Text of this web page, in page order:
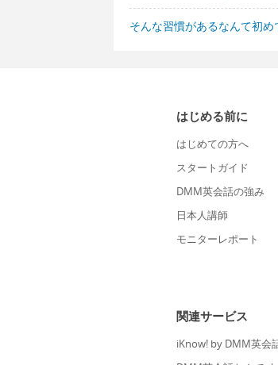
そんな習慣があるなんて初
はじめる前に
はじめての方へ
スタートガイド
DMM英会話の強み
日本人講師
モニターレポート
関連サービス
iKnow! by DMM英会